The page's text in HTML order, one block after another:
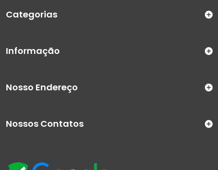
Categorias
Informação
Nosso Endereço
Nossos Contatos